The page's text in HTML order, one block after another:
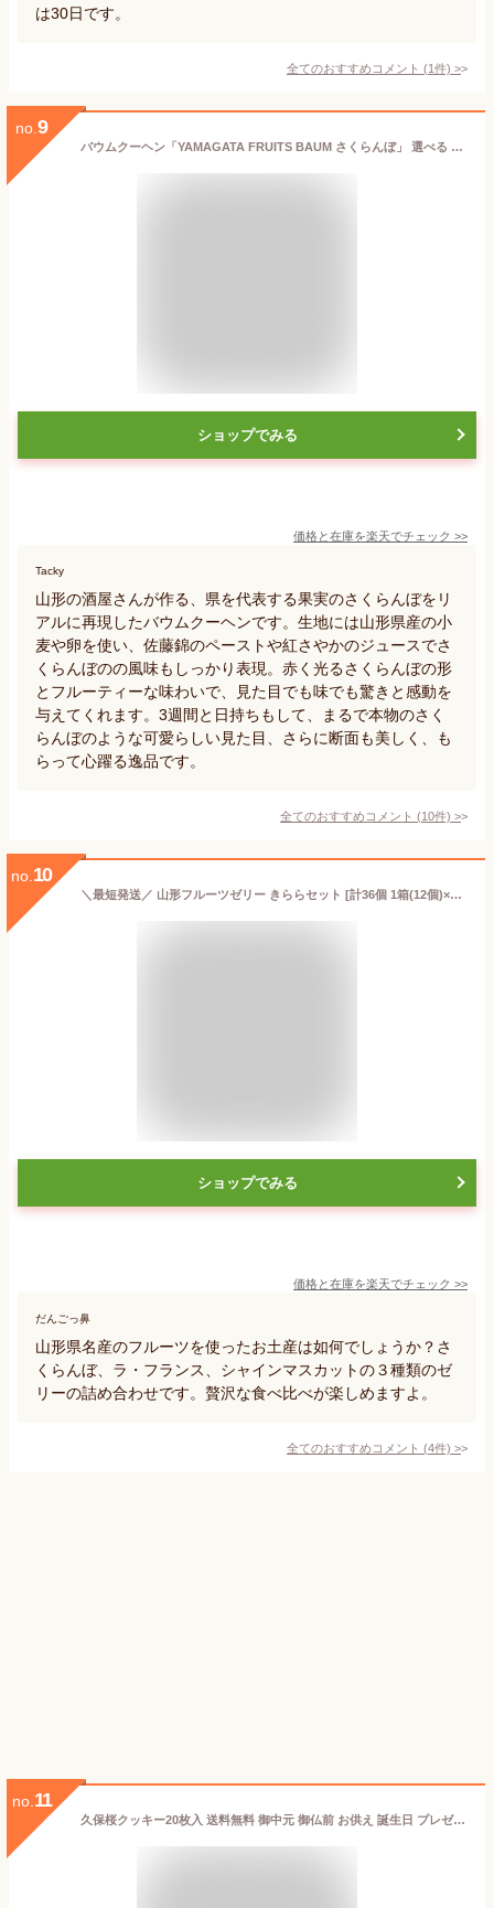
は30日です。
全てのおすすめコメント (1件) >
no. 9
バウムクーヘン「YAMAGATA FRUITS BAUM さくらんぼ」 選べる 1箱 or 2箱 牧野洋酒店 スイーツ お菓子 洋菓子 焼き菓子 米沢市 山形県 生産者直送 お取り寄せ ギフト プレゼント 贈り物 送料無料 お歳暮
ショップでみる
価格と在庫を楽天でチェック >>
Tacky
山形の酒屋さんが作る、県を代表する果実のさくらんぼをリ
アルに再現したバウムクーヘンです。生地には山形県産の小
麦や卵を使い、佐藤錦のペーストや紅さやかのジュースでさ
くらんぼのの風味もしっかり表現。赤く光るさくらんぼの形
とフルーティーな味わいで、見た目でも味でも驚きと感動を
与えてくれます。3週間と日持ちもして、まるで本物のさく
らんぼのような可愛らしい見た目、さらに断面も美しく、も
らって心躍る逸品です。
全てのおすすめコメント (10件) >
no. 10
＼最短発送／ 山形フルーツゼリー きららセット [計36個 1箱(12個)×3種] 詰め合わせ 山形 お土産 お菓子 個包装 母の日 ギフト 春ギフト GW お取り寄せ 新生活 手土産 食べ比べ 水菓子 さくらんぼ ラ・フランス シャインマスカット【A01】
ショップでみる
価格と在庫を楽天でチェック >>
だんごっ鼻
山形県名産のフルーツを使ったお土産は如何でしょうか？さ
くらんぼ、ラ・フランス、シャインマスカットの３種類のゼ
リーの詰め合わせです。贅沢な食べ比べが楽しめますよ。
全てのおすすめコメント (4件) >
no. 11
久保桜クッキー20枚入 送料無料 御中元 御仏前 お供え 誕生日 プレゼント 退職 お礼 個包装 山形 長井 土産 ギフト 贈答 父の日 母の日 敬老の日